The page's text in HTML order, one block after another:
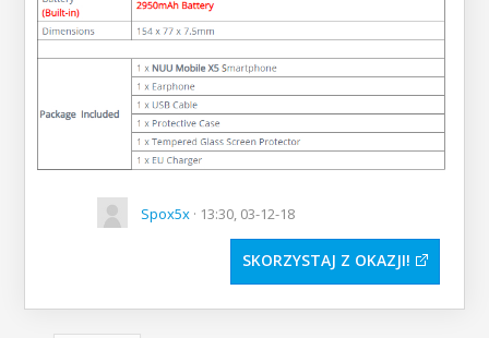
Spox5x · 13:30, 03-12-18
SKORZYSTAJ Z OKAZJI